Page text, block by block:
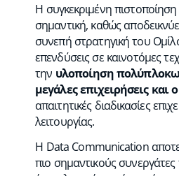
H συγκεκριμένη πιστοποίηση
σημαντική, καθώς
συνεπή στρατηγική του
επενδύσεις σε καινοτόμες
την υλοποίηση
μεγάλες επιχειρήσεις και
απαιτητικές διαδικασίες
λειτουργίας.
H Data Communication
πιο σημαντικούς